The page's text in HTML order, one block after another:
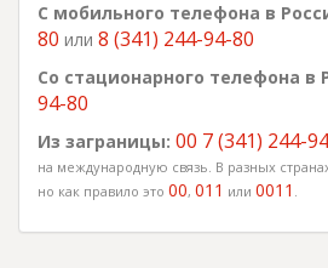
С мобильного телефона в
80 или 8 (341) 244-94-80
Со стационарного телефона в
94-80
Из заграницы: 00 7 (341) 244-
на международную связь. В разных
но как правило это 00, 011 или 0011 .